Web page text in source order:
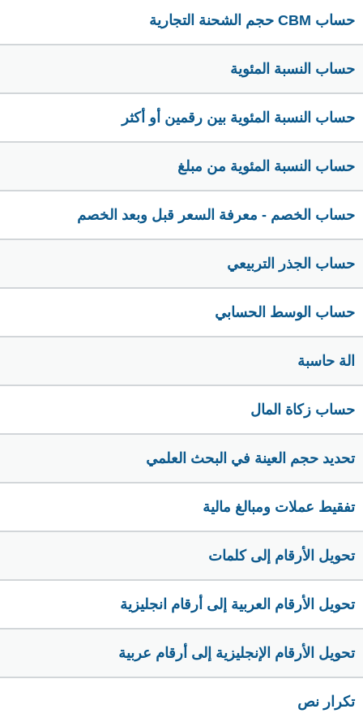
حساب CBM حجم الشحنة التجارية
حساب النسبة المئوية
حساب النسبة المئوية بين رقمين أو أكثر
حساب النسبة المئوية من مبلغ
حساب الخصم - معرفة السعر قبل وبعد الخصم
حساب الجذر التربيعي
حساب الوسط الحسابي
الة حاسبة
حساب زكاة المال
تحديد حجم العينة في البحث العلمي
تفقيط عملات ومبالغ مالية
تحويل الأرقام إلى كلمات
تحويل الأرقام العربية إلى أرقام انجليزية
تحويل الأرقام الإنجليزية إلى أرقام عربية
تكرار نص